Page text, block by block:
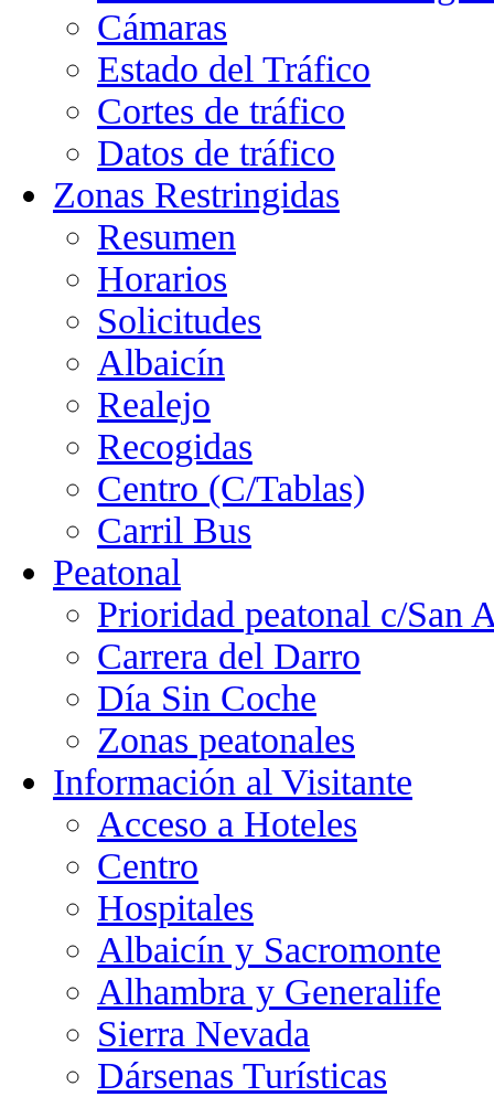
Cámaras
Estado del Tráfico
Cortes de tráfico
Datos de tráfico
Zonas Restringidas
Resumen
Horarios
Solicitudes
Albaicín
Realejo
Recogidas
Centro (C/Tablas)
Carril Bus
Peatonal
Prioridad peatonal c/San
Carrera del Darro
Día Sin Coche
Zonas peatonales
Información al Visitante
Acceso a Hoteles
Centro
Hospitales
Albaicín y Sacromonte
Alhambra y Generalife
Sierra Nevada
Dársenas Turísticas